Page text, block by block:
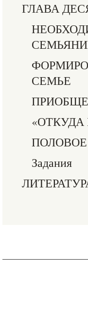
ГЛАВА
СЕМЬЕ
«ОТКУДА
Задания